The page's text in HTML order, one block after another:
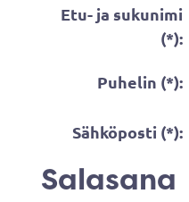
Etu- ja sukunimi
(*):
Puhelin (*):
Sähköposti (*):
Salasana